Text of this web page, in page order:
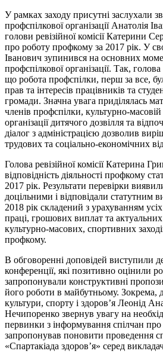
У рамках заходу присутні заслухали
профспілкової організації Анатолія
голови ревізійної комісії Катерини
про роботу профкому за 2017 рік. У
Іванович зупинився на основних
профспілкової організації. Так,
що робота профспілки, перш за все,
прав та інтересів працівників та
громади. Значна увага приділялась
членів профспілки, культурно-масовій
організації дитячого дозвілля та
діалог з адміністрацією дозволив
трудових та соціально-економічних
Голова ревізійної комісії Катерина
відповідність діяльності профкому
2017 рік. Результати перевірки
доцільними і відповідали статутним
2018 рік складений з урахуванням
праці, грошових виплат та
культурно-масових, спортивних
профкому.
В обговоренні доповідей виступили
конференції, які позитивно оцінили
запропонували конструктивні
його роботи в майбутньому. Зокрема,
культури, спорту і здоров’я Леонід
Нечипоренко звернув увагу на
первинки з інформування спілчан про
запропонував поновити проведення
«Спартакіада здоров’я» серед